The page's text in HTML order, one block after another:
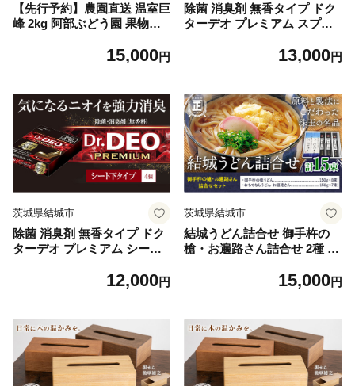
【先行予約】農園直送 温室巨
峰 2kg 阿部ぶどう園 果物類
室巨峰 お届け：《7月中旬-8
15,000円
除菌 消臭剤 無香タイプ ドク
ターデオ プレミアム スプレ
イト《7~14日以内に出荷予定
可地域あり】(沖縄・離島)
13,000円
茨城県結城市
除菌 消臭剤 無香タイプ ドク
ターデオ プレミアム シート
イト《7~14日以内に出荷予定
可地域あり】(沖縄・離島)
12,000円
茨城県結城市
結城うどん詰合せ 御手杵の
槍・お遍路さん詰合せ 2種 計
0日以内に出荷予定(土日祝除
不可地域あり】（沖縄・離
島）
15,000円